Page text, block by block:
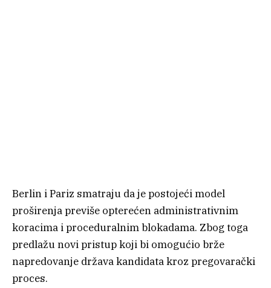
Berlin i Pariz smatraju da je postojeći model
proširenja previše opterećen administrativnim
koracima i proceduralnim blokadama. Zbog toga
predlažu novi pristup koji bi omogućio brže
napredovanje država kandidata kroz pregovarački
proces.